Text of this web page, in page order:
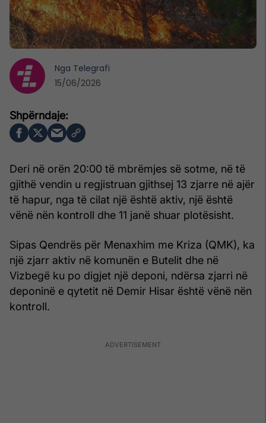
Deri në orën 20:00 të mbrëmjes së sotme, në të
gjithë vendin u regjistruan gjithsej 13 zjarre në ajër
të hapur, nga të cilat një është aktiv, një është
vënë nën kontroll dhe 11 janë shuar plotësisht.
Sipas Qendrës për Menaxhim me Kriza (QMK), ka
një zjarr aktiv në komunën e Butelit dhe në
Vizbegë ku po digjet një deponi, ndërsa zjarri në
deponinë e qytetit në Demir Hisar është vënë nën
kontroll.
Nga Telegrafi
15/06/2026